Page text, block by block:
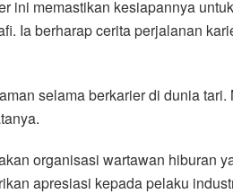
ini memastikan kesiapannya
Ia berharap cerita perjalanan
selama berkarier di dunia
organisasi wartawan hiburan
apresiasi kepada pelaku